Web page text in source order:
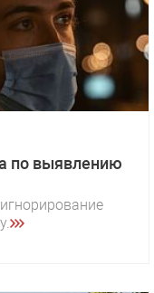
по выявлению